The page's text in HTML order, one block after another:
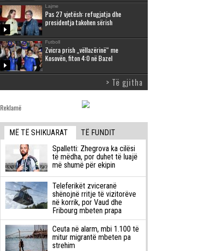
Lajme
Pas 27 vjetësh: refugjatja dhe
presidentja takohen sërish
Futboll
Zvicra prish „vëllazërinë“ me
Kosovën, fiton 4:0 në Bazel
> Të gjitha
Reklamë
MË TË SHIKUARAT
TË FUNDIT
Spalletti: Zhegrova ka cilësi
të mëdha, por duhet të luajë
më shumë për ekipin
Teleferikët zviceranë
shënojnë rritje të vizitorëve
në korrik, por Vaud dhe
Fribourg mbeten prapa
Ceuta në alarm, mbi 1.100 të
mitur migrantë mbeten pa
strehim